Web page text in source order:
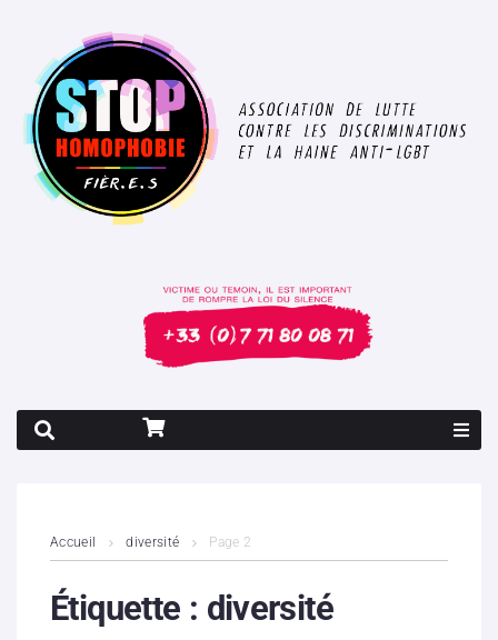
Contenus litigieux
Accueil diversité Page 2
Étiquette : diversité